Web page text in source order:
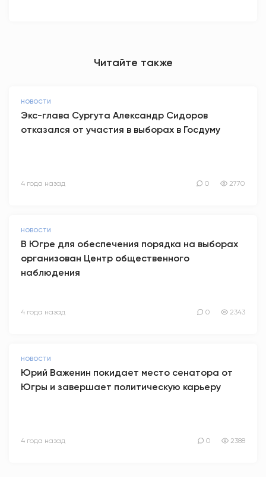
Читайте также
НОВОСТИ
Экс-глава Сургута Александр Сидоров
отказался от участия в выборах в Госдуму
4 года назад 0 2770
НОВОСТИ
В Югре для обеспечения порядка на выборах
организован Центр общественного
наблюдения
4 года назад 0 2343
НОВОСТИ
Юрий Важенин покидает место сенатора от
Югры и завершает политическую карьеру
4 года назад 0 2388